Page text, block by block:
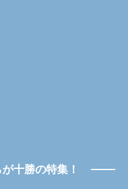
十勝の特集！